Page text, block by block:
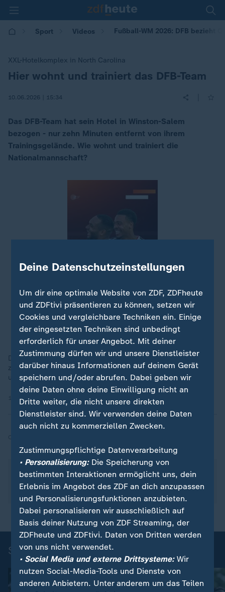
Sport Videos Fußball-WM 2026: DFB bezieht
XXL-Hotelkomplex in North Carolina
:Hier wohnt und trainiert das DFB-Team
10.06.2026 | 15:34
Das DFB-Team hat sein Hotel in Winston-Salem
bezogen - nur zehn Minuten entfernt von ihrem
Trainingsgelände. Wie wohnt und trainiert die
Nationalmannschaft?
Das DFB-Team hat sein Hotel in Winston-Salem bezogen - nur
zehn Minuten entfernt von ihrem Trainingsgelände. Wie wohnt
und trainiert die Nationalmannschaft?
10.06.2026 | 0:49 min
Über dieses Thema berichtete das ZDF am 10. Juni
2026 im Beitrag "Fußball-WM 2026: Hier wohnt und
trainiert das DFB-Team".
Sportnachrichten
Deine Datenschutzeinstellungen
Um dir eine optimale Website von ZDF, ZDFheute
und ZDFtivi präsentieren zu können, setzen wir
Cookies und vergleichbare Techniken ein. Einige
der eingesetzten Techniken sind unbedingt
erforderlich für unser Angebot. Mit deiner
Zustimmung dürfen wir und unsere Dienstleister
darüber hinaus Informationen auf deinem Gerät
speichern und/oder abrufen. Dabei geben wir
deine Daten ohne deine Einwilligung nicht an
Dritte weiter, die nicht unsere direkten
Dienstleister sind. Wir verwenden deine Daten
auch nicht zu kommerziellen Zwecken.
Zustimmungspflichtige Datenverarbeitung
• Personalisierung:Die Speicherung von
bestimmten Interaktionen ermöglicht uns, dein
Erlebnis im Angebot des ZDF an dich anzupassen
und Personalisierungsfunktionen anzubieten.
Dabei personalisieren wir ausschließlich auf
Basis deiner Nutzung von ZDF Streaming, der
ZDFheute und ZDFtivi. Daten von Dritten werden
von uns nicht verwendet.
• Social Media und externe Drittsysteme:Wir
nutzen Social-Media-Tools und Dienste von
anderen Anbietern. Unter anderem um das Teilen